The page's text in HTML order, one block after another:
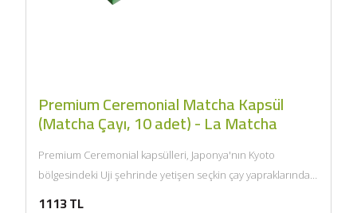
Premium Ceremonial Matcha Kapsül
(Matcha Çayı, 10 adet) - La Matcha
Premium Ceremonial kapsülleri, Japonya'nın Kyoto
bölgesindeki Uji şehrinde yetişen seçkin çay yapraklarından
1113 TL